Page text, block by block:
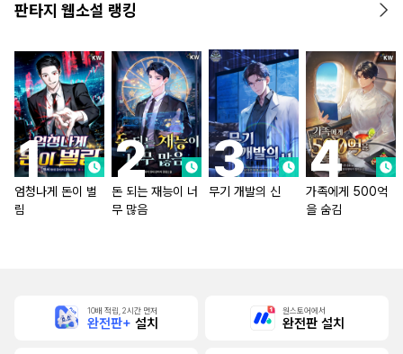
판타지 웹소설 랭킹
엄청나게 돈이 벌
림
돈 되는 재능이 너
무 많음
무기 개발의 신
가족에게 500억
을 숨김
10배 적립, 2시간 먼저
완전판+ 설치
원스토어에서
완전판 설치